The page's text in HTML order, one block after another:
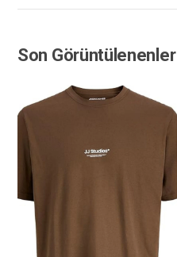
Son Görüntülenenler